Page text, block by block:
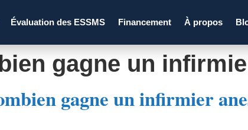
Évaluation des ESSMS Financement À propos
gagne un
gagne un infirmier